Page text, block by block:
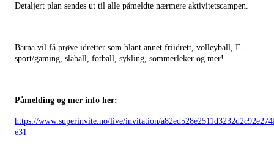
Detaljert plan sendes ut til alle påmeldte nærmere aktivitetscampen.
Barna vil få prøve idretter som blant annet friidrett, volleyball, E-
sport/gaming, slåball, fotball, sykling, sommerleker og mer!
Påmelding og mer info her:
https://www.superinvite.no/live/invitation/
e31